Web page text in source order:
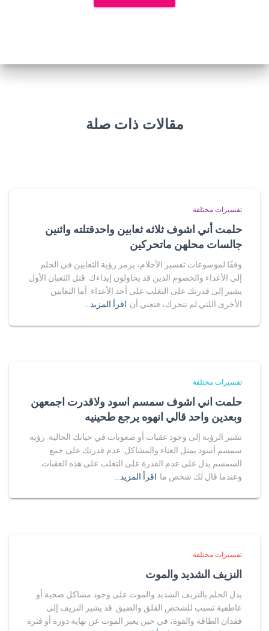
مقالات ذات صلة
تفسيرات مختلفة
حلمت أني اشوف ثلاثه ثعابين واحدقتلته واثنين
جالسات محلهن ماتحركين
وفقًا لموسوعات تفسير الأحلام، يرمز رؤية الثعابين في الحلم
إلى الأعداء والخصوم الذين قد يحاولون إيذاءك. قتل الثعبان الأول
يشير إلى قدرتك على التغلب على أحد الأعداء. أما الثعابين
الأخرى اللتي لم تتحرك، فتعني أن اقرأ المزيد…
تفسيرات مختلفة
حلمت اني اشوف سمسم اسود ولاقدرت اجمعهن
وبعدين واحد قالي انهوه يرجع طحينيه
تشير الرؤية إلى وجود عقبات أو صعوبات في حياتك الحالية. رؤية
سمسم أسود يمثل العناء والمشاكل. عدم قدرتك على جمع
السمسم يدل على عدم القدرة على التغلب على هذه العقبات.
وعندما قال لك شخص ما اقرأ المزيد…
تفسيرات مختلفة
النزيف الشديد والموت
يدل الحلم بالنزيف الشديد والموت على وجود مشاكل صحية أو
عاطفية تسبب للشخص القلق والضيق. قد يشير النزيف إلى
فقدان الطاقة والقوة، في حين يعبر الموت عن نهاية دورة أو فترة